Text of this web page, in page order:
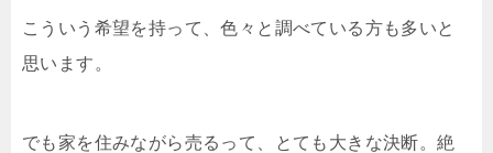
こういう希望を持って、色々と調べている方も多いと
思います。
でも家を住みながら売るって、とても大きな決断。絶